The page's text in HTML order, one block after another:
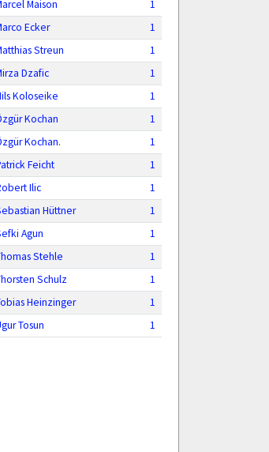
Maison
1
Ecker
1
Streun
1
Dzafic
1
Koloseike
1
Kochan
1
Kochan.
1
Feicht
1
Ilic
1
Hüttner
1
Agun
1
Stehle
1
Schulz
1
Heinzinger
1
Tosun
1